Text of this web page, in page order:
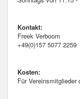
Kontakt:
Freek Verboom
+49(0)157 5077 2259
Kosten:
Für